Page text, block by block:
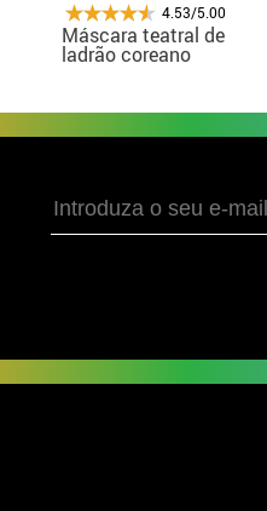
4.53/5.00
Máscara teatral de
ladrão coreano